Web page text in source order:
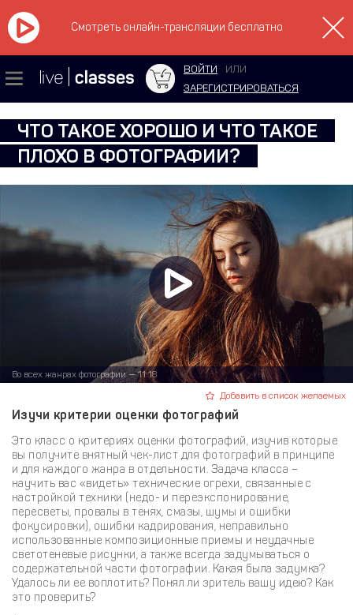
Смотреть онлайн-трансляции бесплатно
ВОЙТИ
ИЛИ
ЗАРЕГИСТРИРОВАТЬСЯ
ЧТО ТАКОЕ ХОРОШО И ЧТО ТАКОЕ
ПЛОХО В ФОТОГРАФИИ?
Во всех жанрах фотографии — 11:18
Добавить в список желаемых
Изучи критерии оценки фотографий
Это класс о критериях оценки фотографий, изучив которые
вы получите внятный чек-лист для фотографий в принципе
и для каждого жанра в отдельности. Задача класса –
научить вас «видеть» технические огрехи, связанные с
настройкой техники (недо- и переэкспонирование,
пересветы, провалы в тенях, смазы, шумы и ошибки
фокусировки), ошибки кадрирования, неправильно
использованные композиционные приемы и неудачные
светотеневые рисунки, а также всегда задумываться о
содержательной части фотографии. Какая была задумка?
Удалось ли ее воплотить? Понял ли зритель вашу идею? Как
это проверить?